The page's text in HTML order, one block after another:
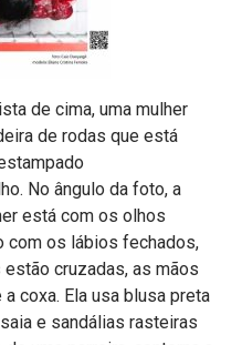
de cima, uma mulher
de rodas que está
No ângulo da foto, a
está com os olhos
com os lábios fechados,
cruzadas, as mãos
coxa. Ela usa blusa preta
e sandálias rasteiras